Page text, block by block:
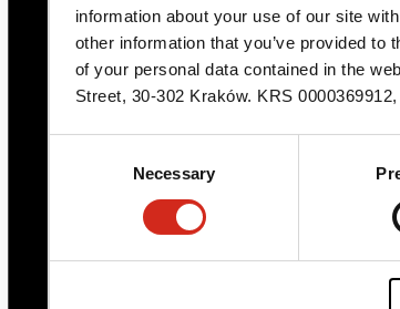
information about your use of our site
other information that you’ve provided
of your personal data contained in the
Street, 30-302 Kraków. KRS
Necessary